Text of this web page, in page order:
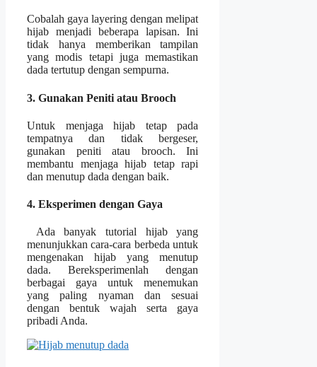
Cobalah gaya layering dengan melipat
hijab menjadi beberapa lapisan. Ini
tidak hanya memberikan tampilan
yang modis tetapi juga memastikan
dada tertutup dengan sempurna.
3. Gunakan Peniti atau Brooch
Untuk menjaga hijab tetap pada
tempatnya dan tidak bergeser,
gunakan peniti atau brooch. Ini
membantu menjaga hijab tetap rapi
dan menutup dada dengan baik.
4. Eksperimen dengan Gaya
Ada banyak tutorial hijab yang
menunjukkan cara-cara berbeda untuk
mengenakan hijab yang menutup
dada. Bereksperimenlah dengan
berbagai gaya untuk menemukan
yang paling nyaman dan sesuai
dengan bentuk wajah serta gaya
pribadi Anda.